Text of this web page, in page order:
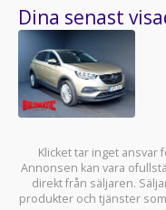
Dina senast
Klicket tar inget
Annonsen kan vara
direkt från säljaren.
produkter och tjänster